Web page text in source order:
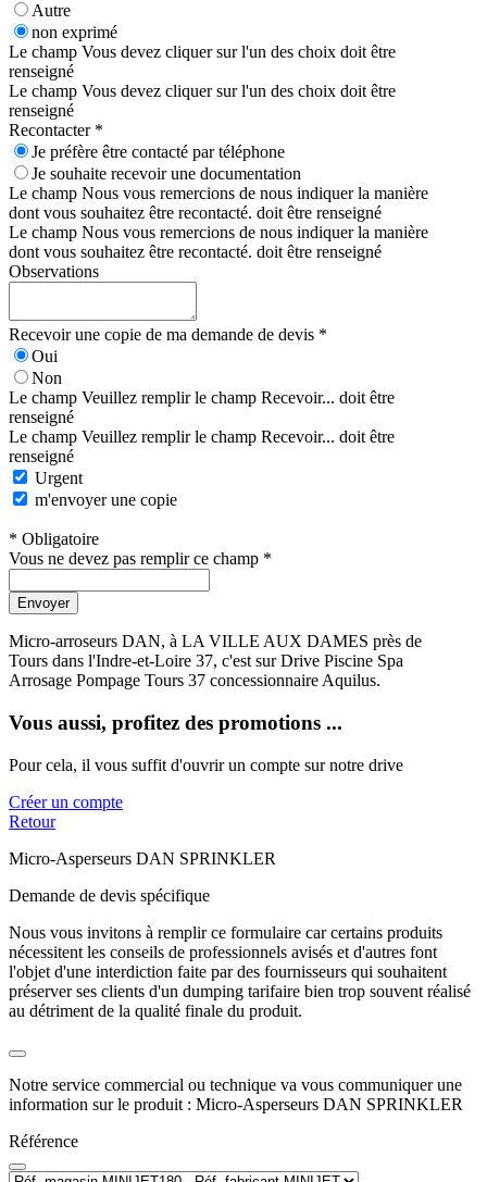
Autre
non exprimé
Le champ Vous devez cliquer sur l'un des choix doit être
renseigné
Le champ Vous devez cliquer sur l'un des choix doit être
renseigné
Recontacter *
Je préfère être contacté par téléphone
Je souhaite recevoir une documentation
Le champ Nous vous remercions de nous indiquer la manière
dont vous souhaitez être recontacté. doit être renseigné
Le champ Nous vous remercions de nous indiquer la manière
dont vous souhaitez être recontacté. doit être renseigné
Observations
Recevoir une copie de ma demande de devis *
Oui
Non
Le champ Veuillez remplir le champ Recevoir... doit être
renseigné
Le champ Veuillez remplir le champ Recevoir... doit être
renseigné
Urgent
m'envoyer une copie
* Obligatoire
Vous ne devez pas remplir ce champ *
Envoyer
Micro-arroseurs DAN, à LA VILLE AUX DAMES près de
Tours dans l'Indre-et-Loire 37, c'est sur Drive Piscine Spa
Arrosage Pompage Tours 37 concessionnaire Aquilus.
Vous aussi, profitez des promotions ...
Pour cela, il vous suffit d'ouvrir un compte sur notre drive
Créer un compte
Retour
Micro-Asperseurs DAN SPRINKLER
Demande de devis spécifique
Nous vous invitons à remplir ce formulaire car certains produits
nécessitent les conseils de professionnels avisés et d'autres font
l'objet d'une interdiction faite par des fournisseurs qui souhaitent
préserver ses clients d'un dumping tarifaire bien trop souvent réalisé
au détriment de la qualité finale du produit.
Notre service commercial ou technique va vous communiquer une
information sur le produit : Micro-Asperseurs DAN SPRINKLER
Référence